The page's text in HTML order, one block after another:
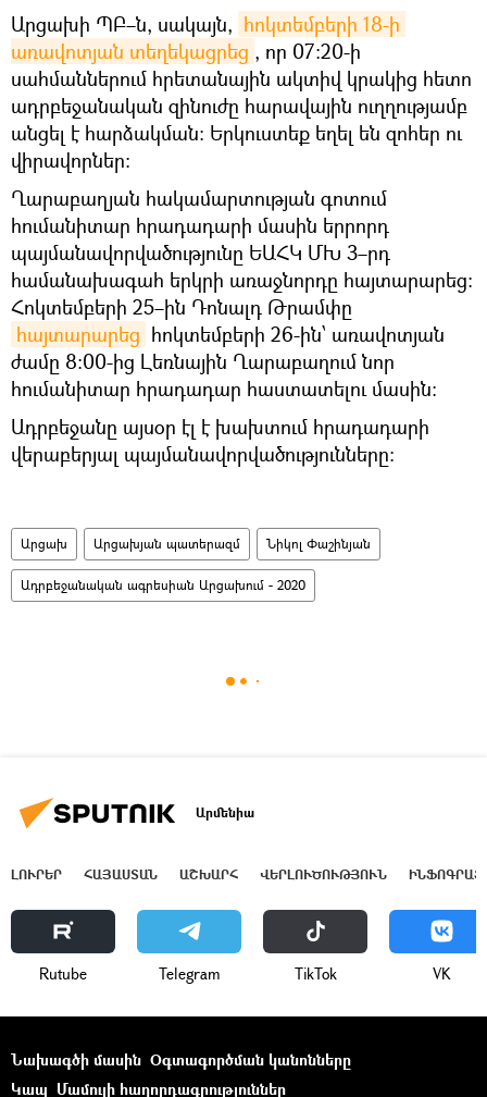
Արցախի ՊԲ–ն, սակայն, հոկտեմբերի 18-ի
առավոտյան տեղեկացրեց , որ 07:20-ի
սահմաններում հրետանային ակտիվ կրակից հետո
ադրբեջանական զինուժը հարավային ուղղությամբ
անցել է հարձակման: Երկուստեք եղել են զոհեր ու
վիրավորներ:
Ղարաբաղյան հակամարտության գոտում
հումանիտար հրադադարի մասին երրորդ
պայմանավորվածությունը ԵԱՀԿ ՄԽ 3–րդ
համանախագահ երկրի առաջնորդը հայտարարեց։
Հոկտեմբերի 25–ին Դոնալդ Թրամփը
հայտարարեց հոկտեմբերի 26-ին՝ առավոտյան
ժամը 8:00-ից Լեռնային Ղարաբաղում նոր
հումանիտար հրադադար հաստատելու մասին։
Ադրբեջանը այսօր էլ է խախտում հրադադարի
վերաբերյալ պայմանավորվածությունները։
Արցախ Արցախյան պատերազմ Նիկոլ Փաշինյան
Ադրբեջանական ագրեսիան Արցախում - 2020
Արմենիա
ԼՈՒՐԵՐ ՀԱՅԱՍՏԱՆ ԱՇԽԱՐՀ ՎԵՐԼՈՒԾՈՒԹՅՈՒՆ
Rutube Telegram ТikТоk VK
Նախագծի մասին Օգտագործման կանոնները
Կապ Մամուլի հաղորդագրություններ